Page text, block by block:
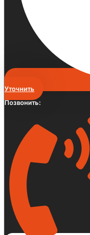
Уточнить
Позвонить: